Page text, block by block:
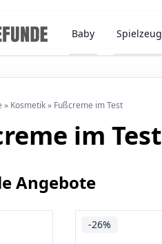
Baby Spielzeug
» Kosmetik» Fußcreme im Test
im Test
Angebote
-26%